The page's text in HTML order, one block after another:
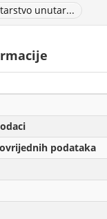
unutar...
podataka